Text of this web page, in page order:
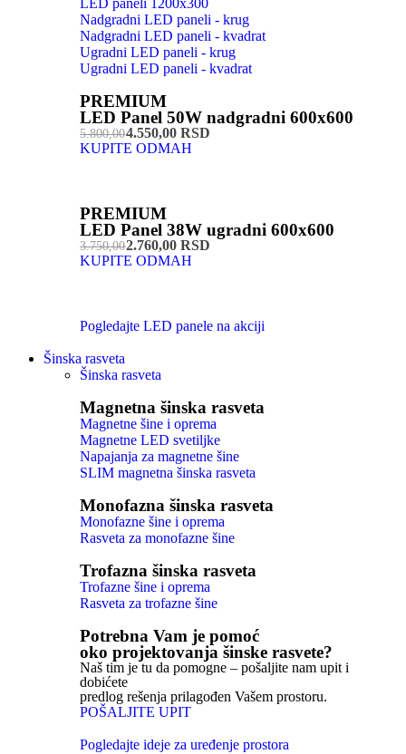
LED paneli 1200x300
Nadgradni LED paneli - krug
Nadgradni LED paneli - kvadrat
Ugradni LED paneli - krug
Ugradni LED paneli - kvadrat
PREMIUM
LED Panel 50W nadgradni 600x600
5.800,004.550,00 RSD
KUPITE ODMAH
PREMIUM
LED Panel 38W ugradni 600x600
3.750,002.760,00 RSD
KUPITE ODMAH
Pogledajte LED panele na akciji
Šinska rasveta
Šinska rasveta
Magnetna šinska rasveta
Magnetne šine i oprema
Magnetne LED svetiljke
Napajanja za magnetne šine
SLIM magnetna šinska rasveta
Monofazna šinska rasveta
Monofazne šine i oprema
Rasveta za monofazne šine
Trofazna šinska rasveta
Trofazne šine i oprema
Rasveta za trofazne šine
Potrebna Vam je pomoć
oko projektovanja šinske rasvete?
Naš tim je tu da pomogne – pošaljite nam upit i
dobićete
predlog rešenja prilagođen Vašem prostoru.
POŠALJITE UPIT
Pogledajte ideje za uređenje prostora